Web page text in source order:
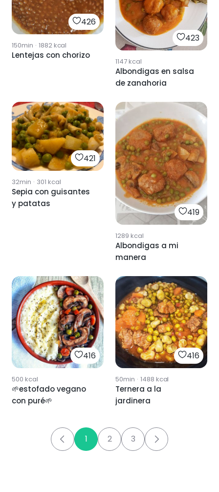
426
150min · 1882kcal
Lentejas con chorizo
423
1147kcal
Albondigas en salsa
de zanahoria
421
32min · 301 kcal
Sepia con guisantes
y patatas
419
1289 kcal
Albondigas a mi
manera
416
500 kcal
🌱estofado vegano
con puré🌱
416
50min · 1488 kcal
Ternera a la
jardinera
1 2 3